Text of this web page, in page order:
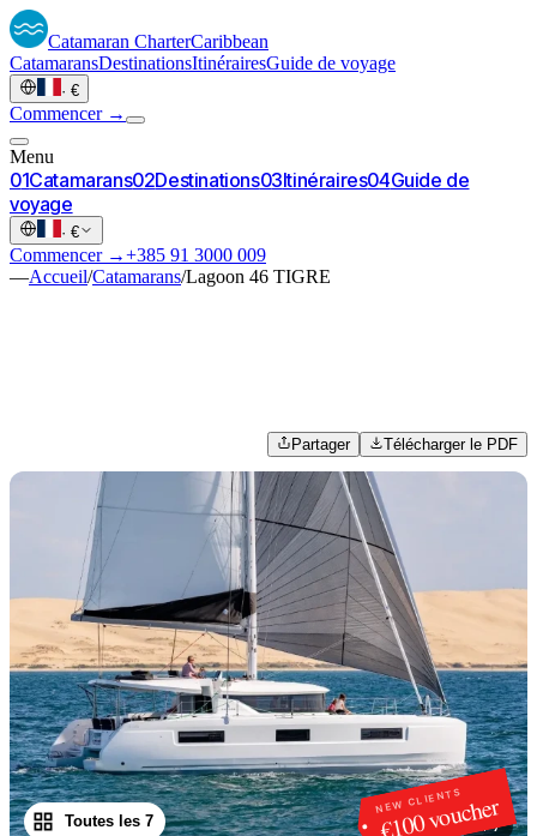
Catamaran CharterCaribbean
CatamaransDestinationsItinérairesGuide de voyage
· €
Commencer →
Menu
01Catamarans02Destinations03Itinéraires04Guide de
voyage
· €
Commencer →+385 91 3000 009
—Accueil/Catamarans/Lagoon 46 TIGRE
Partager Télécharger le PDF
NEW CLIENTS
€100 voucher
1 /7
Toutes les 7